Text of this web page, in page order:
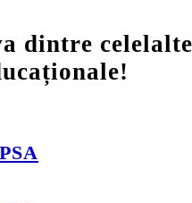
dintre celelalte
PSA